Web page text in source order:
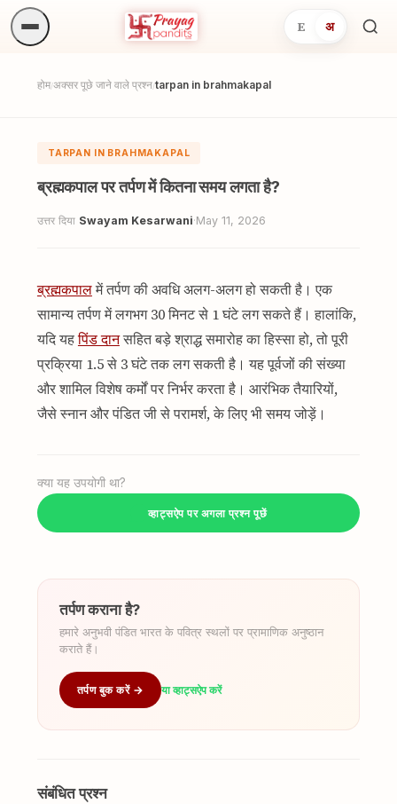
E अ
होम/अक्सर पूछे जाने वाले प्रश्न/tarpan in brahmakapal
TARPAN IN BRAHMAKAPAL
ब्रह्मकपाल पर तर्पण में कितना समय लगता है?
उत्तर दिया Swayam Kesarwani·May 11, 2026
ब्रह्मकपालमें तर्पण की अवधि अलग-अलग हो सकती है। एक
सामान्य तर्पण में लगभग 30 मिनट से 1 घंटे लग सकते हैं। हालांकि,
यदि यहपिंड दानसहित बड़े श्राद्ध समारोह का हिस्सा हो, तो पूरी
प्रक्रिया 1.5 से 3 घंटे तक लग सकती है। यह पूर्वजों की संख्या
और शामिल विशेष कर्मों पर निर्भर करता है। आरंभिक तैयारियों,
जैसे स्नान और पंडित जी से परामर्श, के लिए भी समय जोड़ें।
क्या यह उपयोगी था?
व्हाट्सऐप पर अगला प्रश्न पूछें
तर्पण कराना है?
हमारे अनुभवी पंडित भारत के पवित्र स्थलों पर प्रामाणिक अनुष्ठान
कराते हैं।
तर्पण बुक करें → या व्हाट्सऐप करें
संबंधित प्रश्न